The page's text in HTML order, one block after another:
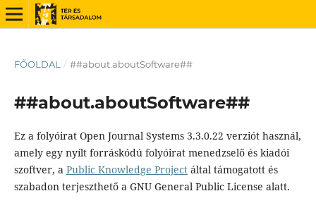
FŐOLDAL / ##about.aboutSoftware##
##about.aboutSoftware##
Ez a folyóirat Open Journal Systems 3.3.0.22 verziót használ,
amely egy nyílt forráskódú folyóirat menedzselő és kiadói
szoftver, a Public Knowledge Projectáltal támogatott és
szabadon terjeszthető a GNU General Public License alatt.